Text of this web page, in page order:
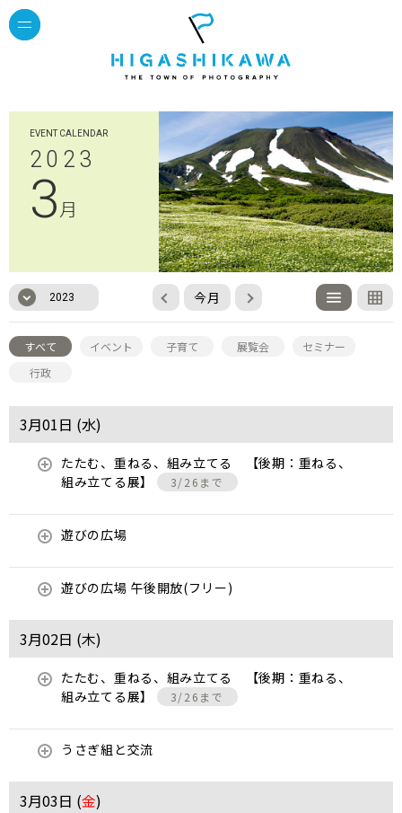
EVENT CALENDAR
2023
3月
2023 今月
すべて イベント 子育て 展覧会
セミナー
行政
3月01日 (水)
たたむ、重ねる、組み立てる 【後期：重ねる、
組み立てる展】
3/26まで
遊びの広場
遊びの広場 午後開放(フリー)
3月02日 (木)
たたむ、重ねる、組み立てる 【後期：重ねる、
組み立てる展】
3/26まで
うさぎ組と交流
3月03日 (金)